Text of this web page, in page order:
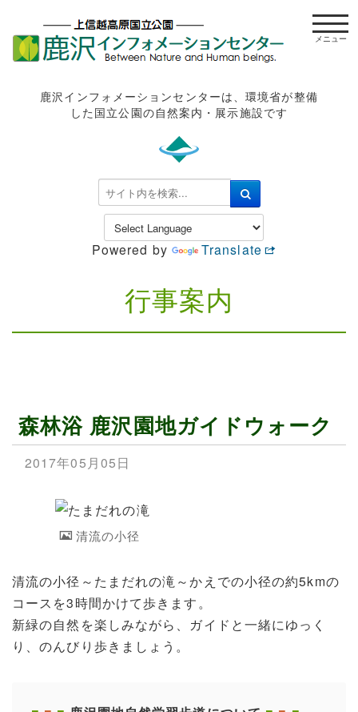
鹿沢インフォメーションセンターは、環境省が整備
した国立公園の自然案内・展示施設です
検
索
.
Powered by Translate
t
o
行事案内
森林浴 鹿沢園地ガイドウォーク
2017年05月05日
清流の小径
清流の小径～たまだれの滝～かえでの小径の約5kmの
コースを3時間かけて歩きます。
新緑の自然を楽しみながら、ガイドと一緒にゆっく
り、のんびり歩きましょう。